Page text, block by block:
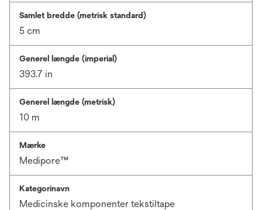
Samlet bredde (metrisk standard)
5 cm
Generel længde (imperial)
393.7 in
Generel længde (metrisk)
10 m
Mærke
Medipore™
Kategorinavn
Medicinske komponenter tekstiltape